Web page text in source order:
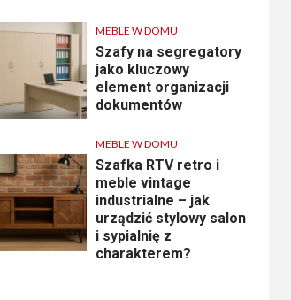
MEBLE W DOMU
Szafy na segregatory
jako kluczowy
element organizacji
dokumentów
MEBLE W DOMU
Szafka RTV retro i
meble vintage
industrialne – jak
urządzić stylowy salon
i sypialnię z
charakterem?